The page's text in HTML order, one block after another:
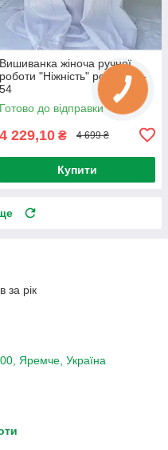
Вишиванка жіноча ручної
роботи "Ніжність" розмір 52-
54
Готово до відправки
4 229,10 ₴ 4 699 ₴
Купити
за рік
Яремче, Україна